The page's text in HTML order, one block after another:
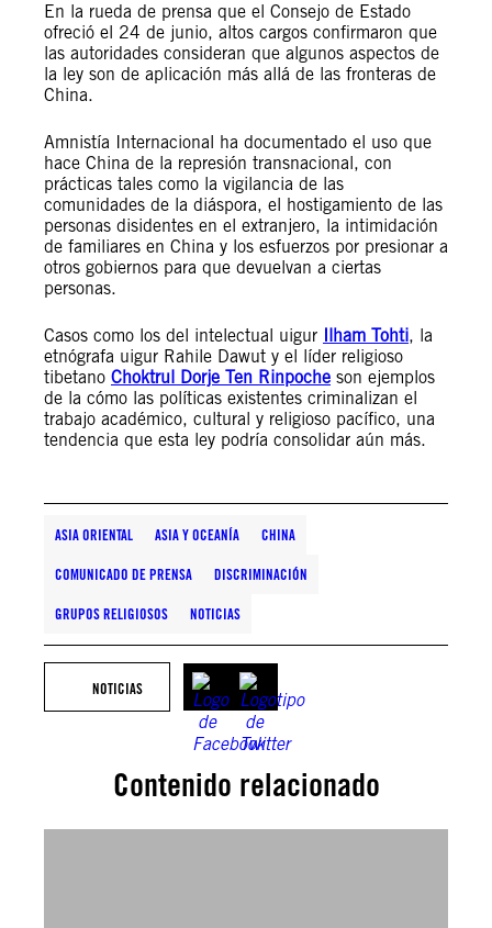
En la rueda de prensa que el Consejo de Estado
ofreció el 24 de junio, altos cargos confirmaron que
las autoridades consideran que algunos aspectos de
la ley son de aplicación más allá de las fronteras de
China.
Amnistía Internacional ha documentado el uso que
hace China de la represión transnacional, con
prácticas tales como la vigilancia de las
comunidades de la diáspora, el hostigamiento de las
personas disidentes en el extranjero, la intimidación
de familiares en China y los esfuerzos por presionar a
otros gobiernos para que devuelvan a ciertas
personas.
Casos como los del intelectual uigur Ilham Tohti, la
etnógrafa uigur Rahile Dawut y el líder religioso
tibetano Choktrul Dorje Ten Rinpoche son ejemplos
de la cómo las políticas existentes criminalizan el
trabajo académico, cultural y religioso pacífico, una
tendencia que esta ley podría consolidar aún más.
ASIA ORIENTAL ASIA Y OCEANÍA CHINA
COMUNICADO DE PRENSA DISCRIMINACIÓN
GRUPOS RELIGIOSOS NOTICIAS
NOTICIAS
Contenido relacionado